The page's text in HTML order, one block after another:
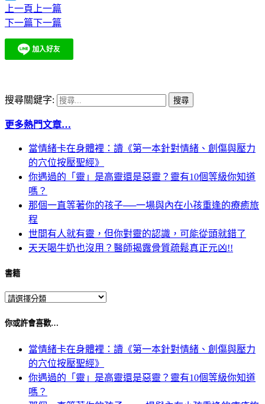
Twitter
上一頁 上一篇
下一篇下一篇
搜尋關鍵字:
更多熱門文章…
當情緒卡在身體裡：讀《第一本針對情緒、創傷與壓力
的穴位按壓聖經》
你遇過的「靈」是高靈還是惡靈？靈有10個等級你知道
嗎？
那個一直等著你的孩子──一場與內在小孩重逢的療癒旅
程
世間有人就有靈，但你對靈的認識，可能從頭就錯了
天天喝牛奶也沒用？醫師揭露骨質疏鬆真正元凶!!
書籍
你或許會喜歡…
當情緒卡在身體裡：讀《第一本針對情緒、創傷與壓力
的穴位按壓聖經》
你遇過的「靈」是高靈還是惡靈？靈有10個等級你知道
嗎？